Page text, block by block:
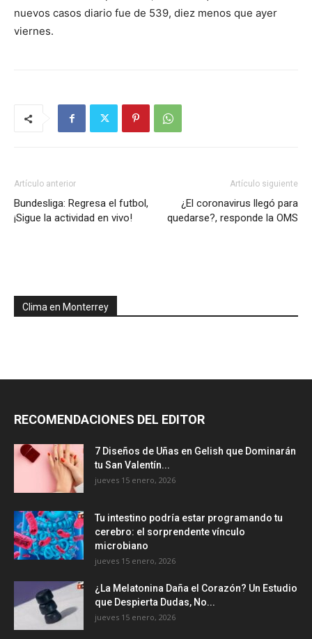
nuevos casos diario fue de 539, diez menos que ayer
viernes.
Artículo anterior
Bundesliga: Regresa el futbol,
¡Sigue la actividad en vivo!
Artículo siguiente
¿El coronavirus llegó para
quedarse?, responde la OMS
Clima en Monterrey
RECOMENDACIONES DEL EDITOR
7 Diseños de Uñas en Gelish que Dominarán
tu San Valentín...
jueves 15 enero, 2026
Tu intestino podría estar programando tu
cerebro: el sorprendente vínculo
microbiano
jueves 15 enero, 2026
¿La Melatonina Daña el Corazón? Un Estudio
que Despierta Dudas, No...
jueves 15 enero, 2026